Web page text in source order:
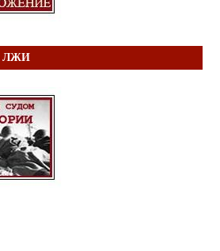
ЛЖИ